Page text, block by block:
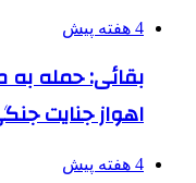
4 هفته پیش
بقائی: حمله
اهواز جنایت
4 هفته پیش